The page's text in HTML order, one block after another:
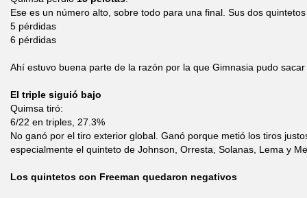
Ese es un número alto, sobre todo para una final. Sus dos
5 pérdidas
6 pérdidas
Ahí estuvo buena parte de la razón por la que Gimnasia pudo
El triple siguió bajo
Quimsa tiró:
6/22 en triples, 27.3%
No ganó por el tiro exterior global. Ganó porque metió los tiros
especialmente el quinteto de Johnson, Orresta, Solanas, Lema y
Los quintetos con Freeman quedaron negativos